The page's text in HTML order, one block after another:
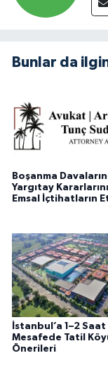
Bunlar da
Boşanma
Yargıtay
Emsal İçtihatların
İstanbul’a 1–2 Saat
Mesafede Tatil
Önerileri